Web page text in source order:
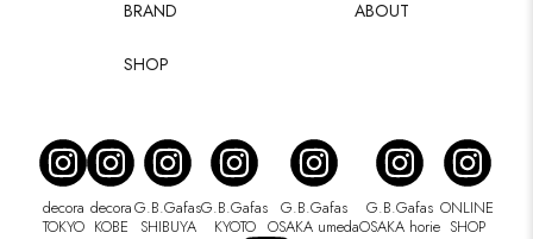
BRAND
SHOP
ABOUT
decora
TOKYO
decora
KOBE
G.B.Gafas
SHIBUYA
G.B.Gafas
KYOTO
G.B.Gafas
OSAKA umeda
G.B.Gafas
OSAKA horie
ONLINE
SHOP